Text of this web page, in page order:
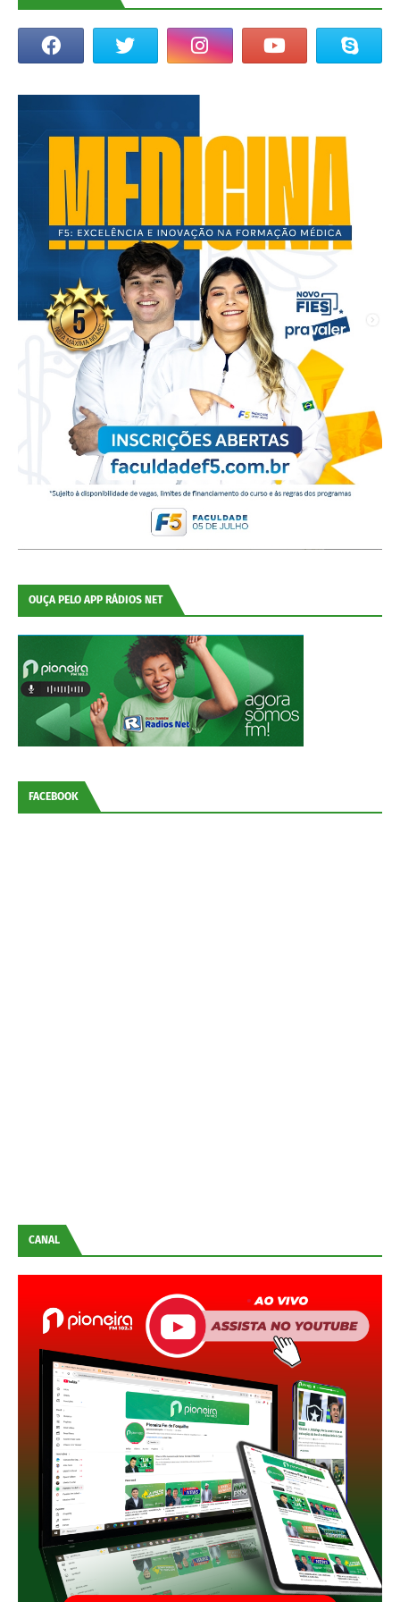
OUÇA PELO APP RÁDIOS NET
FACEBOOK
CANAL